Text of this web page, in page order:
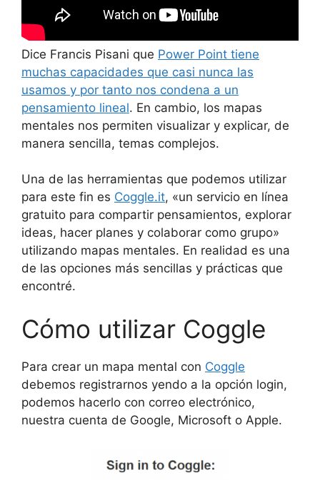
Dice Francis Pisani que Power Point tiene
muchas capacidades que casi nunca las
usamos y por tanto nos condena a un
pensamiento lineal. En cambio, los mapas
mentales nos permiten visualizar y explicar, de
manera sencilla, temas complejos.
Una de las herramientas que podemos utilizar
para este fin es Coggle.it, «un servicio en línea
gratuito para compartir pensamientos, explorar
ideas, hacer planes y colaborar como grupo»
utilizando mapas mentales. En realidad es una
de las opciones más sencillas y prácticas que
encontré.
Cómo utilizar Coggle
Para crear un mapa mental con Coggle
debemos registrarnos yendo a la opción login,
podemos hacerlo con correo electrónico,
nuestra cuenta de Google, Microsoft o Apple.